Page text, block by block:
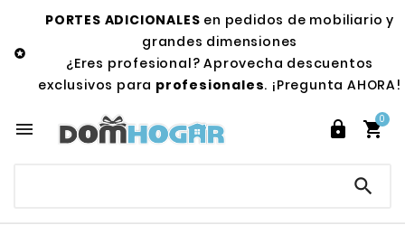

PORTES ADICIONALES en pedidos de mobiliario y
grandes dimensiones
¿Eres profesional? Aprovecha descuentos
exclusivos para profesionales. ¡Pregunta AHORA!
  
0
